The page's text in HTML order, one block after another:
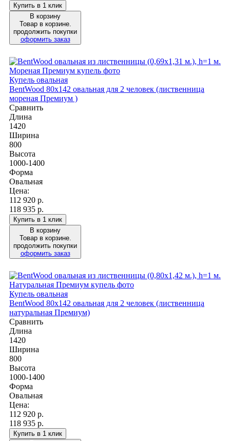
Купить в 1 клик
В корзину
Товар в корзине.
продолжить покупки
оформить заказ
Купель овальная
BentWood 80х142 овальная для 2 человек (лиственница
мореная Премиум )
Сравнить
Длина
1420
Ширина
800
Высота
1000-1400
Форма
Овальная
Цена:
112 920 р.
118 935 р.
Купить в 1 клик
В корзину
Товар в корзине.
продолжить покупки
оформить заказ
Купель овальная
BentWood 80х142 овальная для 2 человек (лиственница
натуральная Премиум)
Сравнить
Длина
1420
Ширина
800
Высота
1000-1400
Форма
Овальная
Цена:
112 920 р.
118 935 р.
Купить в 1 клик